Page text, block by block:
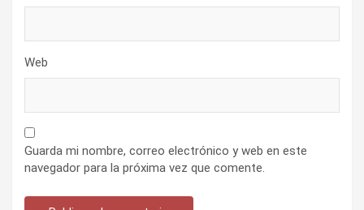
Web
Guarda mi nombre, correo electrónico y web en este
navegador para la próxima vez que comente.